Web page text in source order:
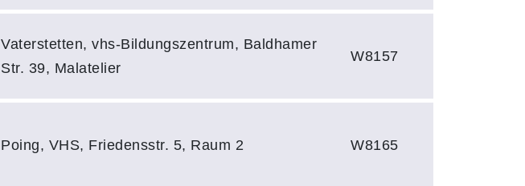
Vaterstetten, vhs-Bildungszentrum, Baldhamer
Str. 39, Malatelier
W8157
Poing, VHS, Friedensstr. 5, Raum 2 W8165